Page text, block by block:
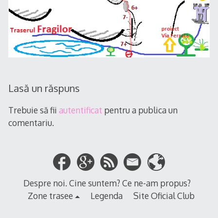
Lasă un răspuns
Trebuie să fii autentificat pentru a publica un
comentariu.
Despre noi. Cine suntem? Ce ne-am propus?
Zone trasee
Legenda Site Oficial Club